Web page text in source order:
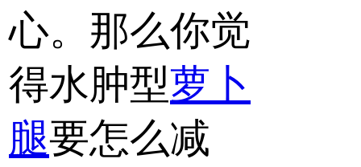
心。那么你觉
得水肿型萝卜
腿要怎么减